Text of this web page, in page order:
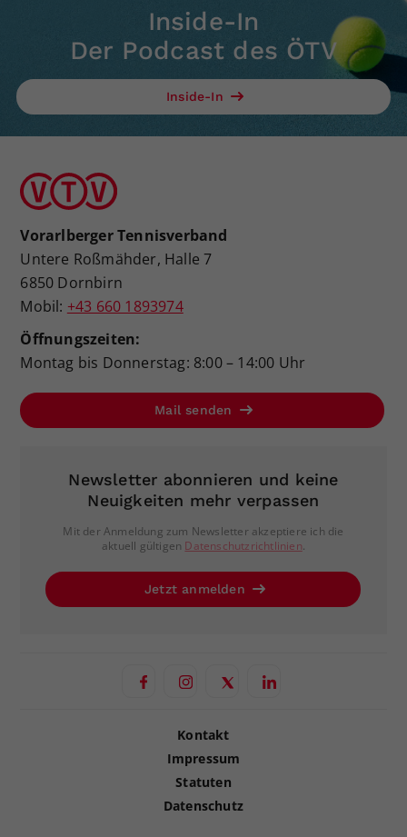
Inside-In
Der Podcast des ÖTV
Inside-In
Vorarlberger Tennisverband
Untere Roßmähder, Halle 7
6850 Dornbirn
Mobil: +43 660 1893974
Öffnungszeiten:
Montag bis Donnerstag: 8:00 – 14:00 Uhr
Mail senden
Newsletter abonnieren und keine
Neuigkeiten mehr verpassen
Mit der Anmeldung zum Newsletter akzeptiere ich die
aktuell gültigen Datenschutzrichtlinien.
Jetzt anmelden
Kontakt
Impressum
Statuten
Datenschutz